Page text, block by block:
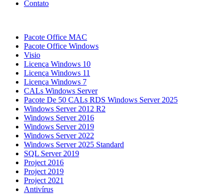
Contato
Pacote Office MAC
Pacote Office Windows
Visio
Licença Windows 10
Licença Windows 11
Licença Windows 7
CALs Windows Server
Pacote De 50 CALs RDS Windows Server 2025
Windows Server 2012 R2
Windows Server 2016
Windows Server 2019
Windows Server 2022
Windows Server 2025 Standard
SQL Server 2019
Project 2016
Project 2019
Project 2021
Antivírus